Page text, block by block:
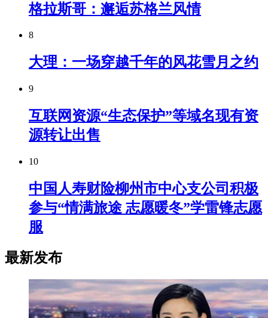
格拉斯哥：邂逅苏格兰风情
8
大理：一场穿越千年的风花雪月之约
9
互联网资源“生态保护”等域名现有资
源转让出售
10
中国人寿财险柳州市中心支公司积极
参与“情满旅途 志愿暖冬”学雷锋志愿
服
最新发布